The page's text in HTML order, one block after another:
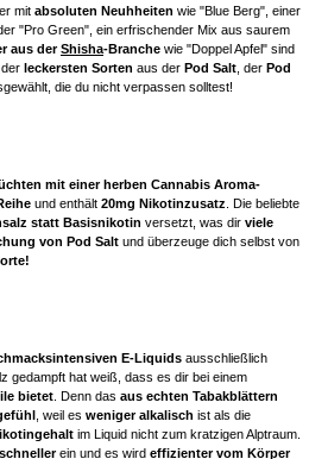
mit absoluten Neuhheiten wie "Blue Berg", einer
"Pro Green", ein erfrischender Mix aus saurem
aus derShisha-Branche wie "Doppel Apfel" sind
leckersten Sorten aus der Pod Salt , der Pod
die du nicht verpassen solltest!
mit einer herben Cannabis Aroma-
und enthält 20mg Nikotinzusatz . Die beliebte
statt Basisnikotin versetzt, was dir viele
von Pod Salt und überzeuge dich selbst von
E-Liquids ausschließlich
gedampft hat weiß, dass es dir bei einem
bietet . Denn das aus echten Tabakblättern
, weil es weniger alkalisch ist als die
im Liquid nicht zum kratzigen Alptraum.
schnellerein und es wird effizienter vom Körper